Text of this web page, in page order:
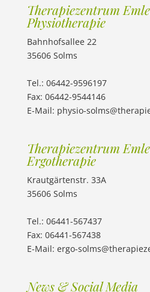
Therapiezentrum
Physiotherapie
Bahnhofsallee 22
35606 Solms
Tel.: 06442-9596197
Fax: 06442-9544146
E-Mail: physio-
Therapiezentrum
Ergotherapie
Krautgärtenstr. 33A
35606 Solms
Tel.: 06441-567437
Fax: 06441-567438
E-Mail: ergo-
News & Social Media